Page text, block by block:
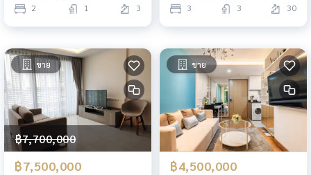
2 1 3 3 3 30
ขาย
฿7,700,000
฿7,500,000
ขาย
฿4,500,000